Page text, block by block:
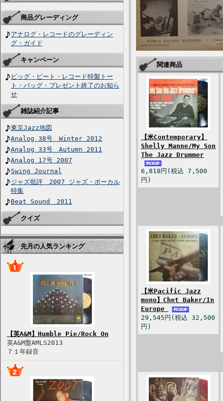
商品グレーディング
アナログ・レコードのグレーディン
グ・ガイド
キャンペーン
ビッグ・ビート・レコード特製トー
ト・バッグ・プレゼント終了のお知ら
せ
雑誌紹介記事
東京Jazz地図
Analog 38号 Winter 2012
Analog 33号 Autumn 2011
Analog 17号 2007
Swing Journal
ジャズ批評 2007 ジャズ・ボーカル
特集
Beat Sound 2011
クイズ
先月の人気ランキング
【英A&M】Humble Pie/Rock On
英A&M盤AMLS2013
７１年録音
関連商品
【米Contemporary】
Shelly Manne/My Son
The Jazz Drummer
6,818円(税込 7,500
円)
【米Pacific Jazz
mono】Chet Baker/In
Europe
29,545円(税込 32,500
円)